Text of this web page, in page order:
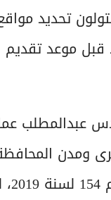
تحديد
قبل موعد
عبدالمطلب
ومدن